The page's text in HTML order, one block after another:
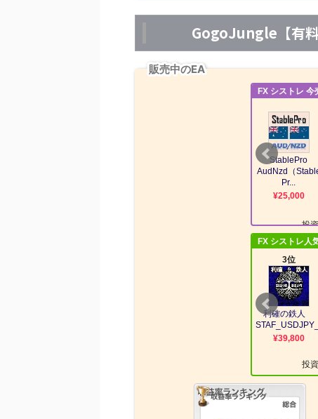
GogoJungle【有料
販売中のEA